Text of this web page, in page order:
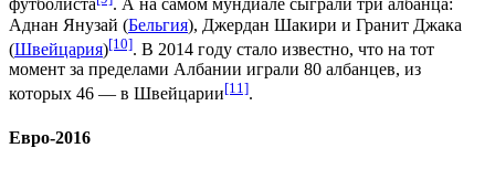
футболиста
. А на самом мундиале сыграли три албанца:
Аднан Янузай (Бельгия), Джердан Шакири и Гранит Джака
(Швейцария)[10]. В 2014 году стало известно, что на тот
момент за пределами Албании играли 80 албанцев, из
которых 46 — в Швейцарии[11].
Евро-2016